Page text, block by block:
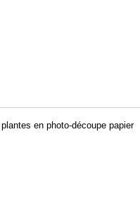
en photo-découpe papier